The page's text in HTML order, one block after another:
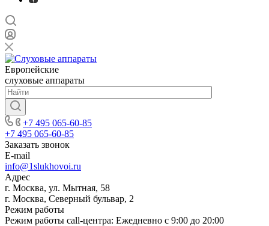
Европейские
слуховые аппараты
+7 495 065-60-85
+7 495 065-60-85
Заказать звонок
E-mail
info@1slukhovoi.ru
Адрес
г. Москва, ул. Мытная, 58
г. Москва, Северный бульвар, 2
Режим работы
Режим работы call-центра: Ежедневно с 9:00 до 20:00